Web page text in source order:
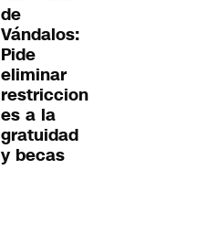
de
Vándalos:
Pide
eliminar
restriccion
es a la
gratuidad
y becas